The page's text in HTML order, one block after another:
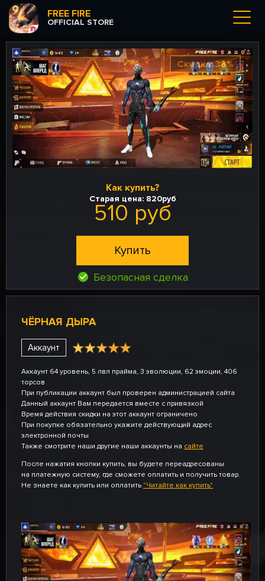
FREE FIRE
OFFICIAL STORE
Скидка: 38%
Как купить?
Старая цена: 820руб
510 руб
Купить
Безопасная сделка
ЧЁРНАЯ ДЫРА
Аккаунт
Аккаунт 64 уровень, 5 лвл прайма, 3 эволюции, 62 эмоции, 406
торсов
При публикации аккаунт был проверен администрацией сайта
Данный аккаунт Вам передается вместе с привязкой
Время действия скидки на этот аккаунт ограничено
При покупке обязательно укажите действующий адрес
электронной почты
Также смотрите наши другие наши аккаунты на сайте
После нажатия кнопки купить, вы будете переадресованы
на платежную систему, где сможете оплатить и получить товар.
Не знаете как купить или оплатить "Читайте как купить"